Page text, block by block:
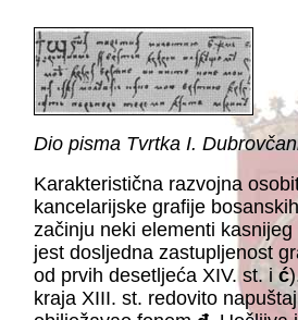
Dio pisma Tvrtka I.
Karakteristična razvojna
kancelarijske grafije
začinju neki elementi
jest dosljedna zastupljenost
od prvih desetljeća XIV. st. i ć
kraja XIII. st. redovito